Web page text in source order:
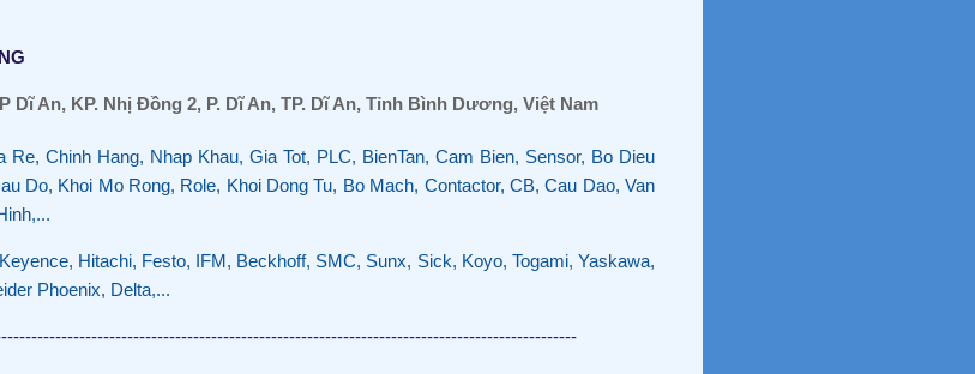
Dĩ An, KP. Nhị Đồng 2, P. Dĩ An, TP. Dĩ An, Tỉnh Bình Dương, Việt Nam
Re, Chinh Hang, Nhap Khau, Gia Tot, PLC, BienTan, Cam Bien, Sensor, Bo Dieu
Do, Khoi Mo Rong, Role, Khoi Dong Tu, Bo Mach, Contactor, CB, Cau Dao, Van
Hitachi, Festo, IFM, Beckhoff, SMC, Sunx, Sick, Koyo, Togami, Yaskawa,
Phoenix, Delta,...